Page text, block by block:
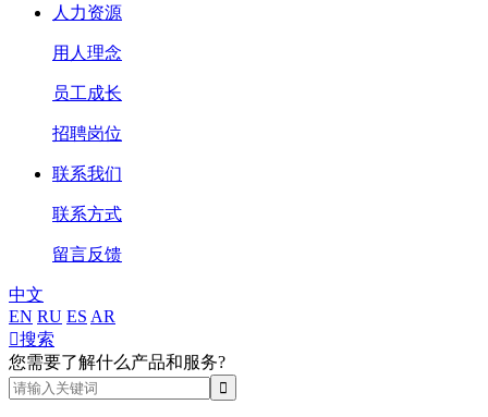
人力资源
用人理念
员工成长
招聘岗位
联系我们
联系方式
留言反馈
中文
EN RU ES AR
搜索
您需要了解什么产品和服务?